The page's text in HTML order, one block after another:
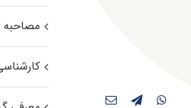
مصاحبه